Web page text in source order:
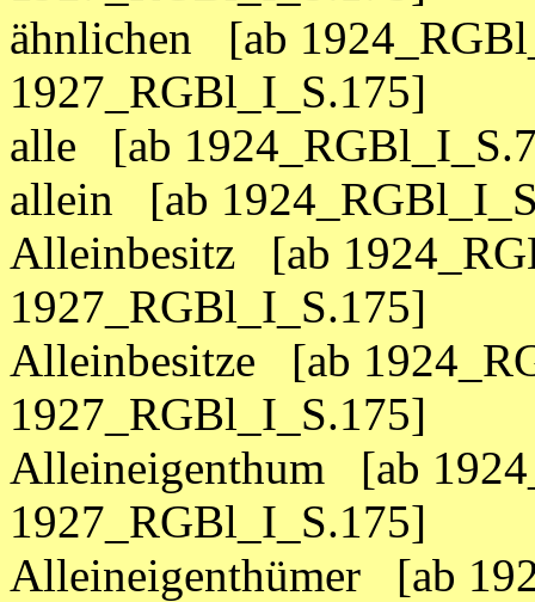
ähnlichen [ab
1927_RGBl_I_S.175]
alle [ab
allein [ab
Alleinbesitz [ab
1927_RGBl_I_S.175]
Alleinbesitze [ab
1927_RGBl_I_S.175]
Alleineigenthum [ab
1927_RGBl_I_S.175]
Alleineigenthümer [ab